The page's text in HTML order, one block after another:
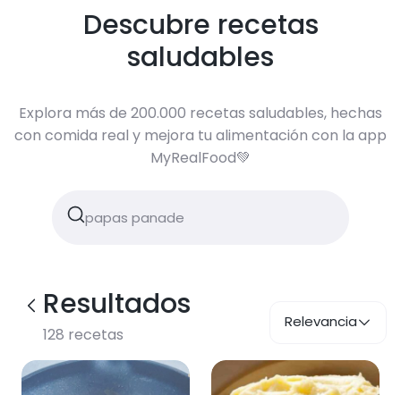
Descubre recetas
saludables
Explora más de 200.000 recetas saludables, hechas
con comida real y mejora tu alimentación con la app
MyRealFood💚
Resultados
128 recetas
Relevancia